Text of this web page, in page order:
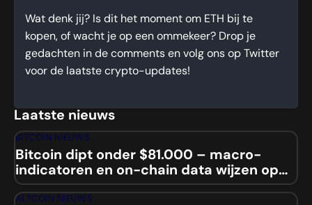
Wat denk jij? Is dit het moment om ETH bij te
kopen, of wacht je op een ommekeer? Drop je
gedachten in de comments en volg ons op Twitter
voor de laatste crypto-updates!
Laatste nieuws
BITCOIN NIEUWS
Bitcoin dipt onder $81.000 – macro-
indicatoren en on-chain data wijzen op
mogelijke squeeze
ALTCOIN NIEUWS